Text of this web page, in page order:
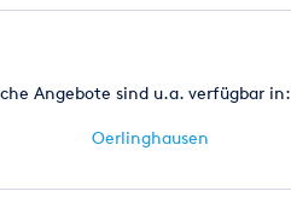
Angebote sind u.a. verfügbar in:
Oerlinghausen